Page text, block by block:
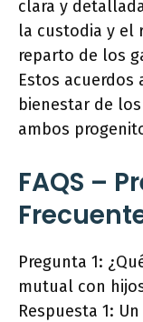
clara y
la custodia y el
reparto de los
Estos acuerdos
bienestar de
ambos
FAQS –
Pregunta 1:
mutual con
Respuesta 1: